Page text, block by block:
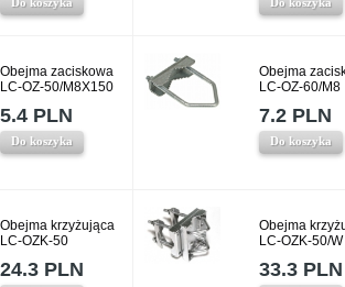
Obejma zaciskowa
LC-OZ-50/M8X150
5.4 PLN
Do koszyka
Obejma
LC-OZ-60/M8
7.2 PLN
Do koszyka
Obejma krzyżująca
LC-OZK-50
24.3 PLN
Obejma
LC-OZK-50/W
33.3 PLN